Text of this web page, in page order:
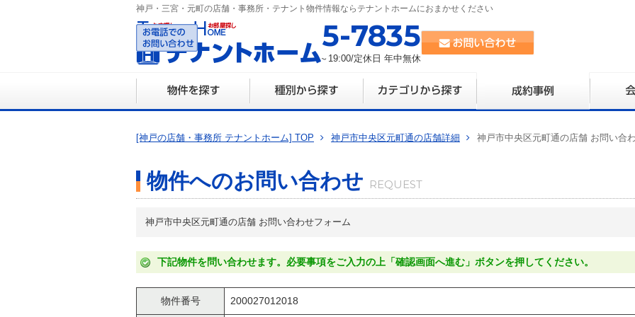
神戸・三宮・元町の店舗・事務所・テナント物件情報ならテナントホームにおまかせください
078-335-7835
営業時間 10:00～19:00/定休日 年中無休
[神戸の店舗・事務所 テナントホーム] TOP 神戸市中央区元町通の店舗詳細 神戸市中央区元町通の店舗 お問い合
物件へのお問い合わせ
神戸市中央区元町通の店舗 お問い合わせフォーム
下記物件を問い合わせます。必要事項をご入力の上「確認画面へ進む」ボタンを押してください。
物件番号 200027012018